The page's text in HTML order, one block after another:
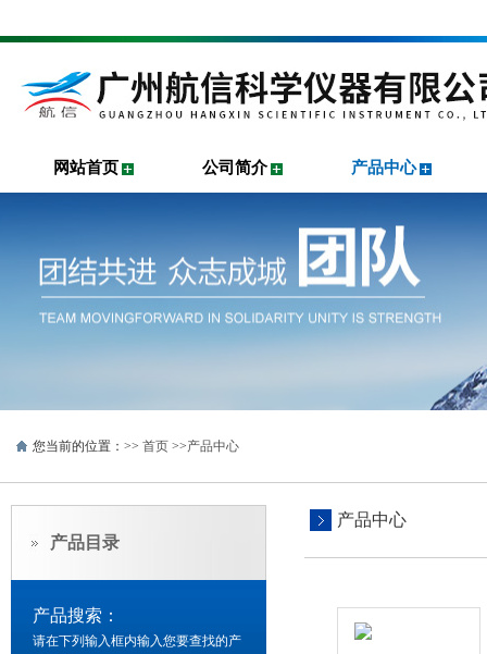
网站首页 公司简介 产品中心
您当前的位置：>> 首页 >>产品中心
产品目录
产品搜索：
请在下列输入框内输入您要查找的产
产品中心